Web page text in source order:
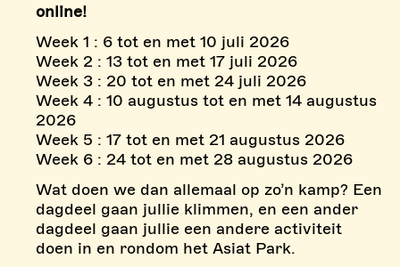
online!
Week 1 : 6 tot en met 10 juli 2026
Week 2 : 13 tot en met 17 juli 2026
Week 3 : 20 tot en met 24 juli 2026
Week 4 : 10 augustus tot en met 14 augustus
2026
Week 5 : 17 tot en met 21 augustus 2026
Week 6 : 24 tot en met 28 augustus 2026
Wat doen we dan allemaal op zo’n kamp? Een
dagdeel gaan jullie klimmen, en een ander
dagdeel gaan jullie een andere activiteit
doen in en rondom het Asiat Park.